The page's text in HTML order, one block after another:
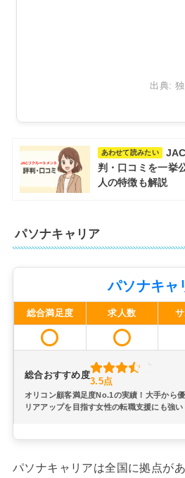
出典:
あわせて読みたい
判・口コミを一挙
人の特徴も解説
パソナキャリア
パソナキャ
総合満足度 求人数
総合おすすめ度
3.5点
オリコン顧客満足度No.1の実績！大手から
リアアップを目指す女性の転職支援にも強い
パソナキャリアは全国に拠点が